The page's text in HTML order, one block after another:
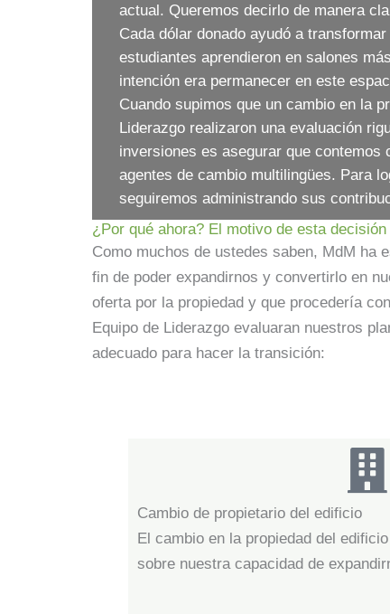
actual. Queremos decirlo de manera
Cada dólar donado ayudó a
estudiantes aprendieron en salones
intención era permanecer en este
Cuando supimos que un cambio en la
Liderazgo realizaron una evaluación
inversiones es asegurar que
agentes de cambio multilingües. Para
seguiremos administrando sus
¿Por qué ahora? El motivo de esta decisión
Como muchos de ustedes saben, MdM ha
fin de poder expandirnos y convertirlo en
oferta por la propiedad y que procedería
Equipo de Liderazgo evaluaran nuestros
adecuado para hacer la transición:
Cambio de propietario del edificio
El cambio en la propiedad del
sobre nuestra capacidad de